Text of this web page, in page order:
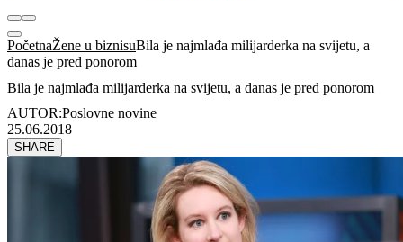
PočetnaŽene u biznisuBila je najmlađa milijarderka na svijetu, a
danas je pred ponorom
Bila je najmlađa milijarderka na svijetu, a danas je pred ponorom
AUTOR:Poslovne novine
25.06.2018
SHARE